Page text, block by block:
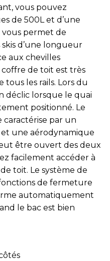
vous pouvez
de 500L et d’une
vous permet de
d’une longueur
aux chevilles
de toit est très
les rails. Lors du
déclic lorsque le quai
positionné. Le
caractérise par un
et une aérodynamique
être ouvert des deux
facilement accéder à
toit. Le système de
de fermeture
automatiquement
le bac est bien